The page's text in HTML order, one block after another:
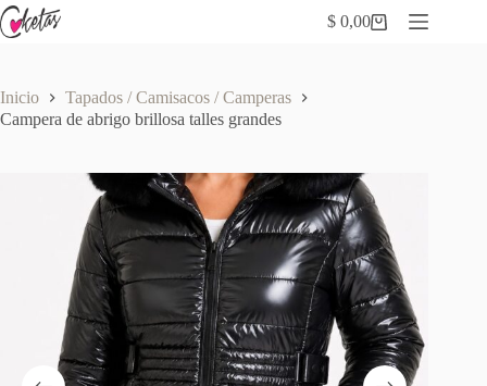
Saltar
al
Carro
$ 0,00
Inicio
Tapados / Camisacos / Camperas
Campera de abrigo brillosa talles grandes